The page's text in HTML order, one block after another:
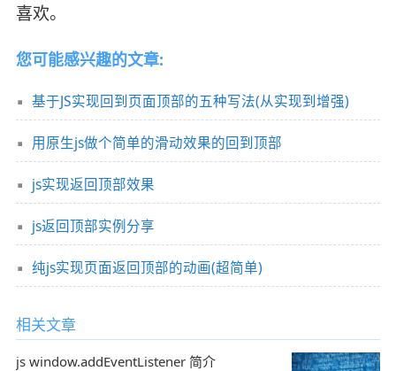
喜欢。
您可能感兴趣的文章:
基于JS实现回到页面顶部的五种写法(从实现到增强)
用原生js做个简单的滑动效果的回到顶部
js实现返回顶部效果
js返回顶部实例分享
纯js实现页面返回顶部的动画(超简单)
相关文章
js window.addEventListener 简介